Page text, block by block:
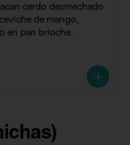
cerdo desmechado
de mango,
en pan brioche.